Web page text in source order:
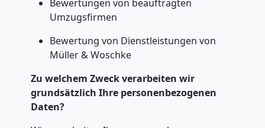
Bewertungen von beauftragten
Umzugsfirmen
Bewertung von Dienstleistungen von
Müller & Woschke
Zu welchem Zweck verarbeiten wir
grundsätzlich Ihre personenbezogenen
Daten?
Möbelmontage
Steyr
Möbeltransport